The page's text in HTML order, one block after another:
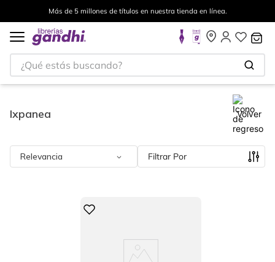
Más de 5 millones de títulos en nuestra tienda en línea.
¿Qué estás buscando?
Ixpanea Volver
Relevancia Filtrar